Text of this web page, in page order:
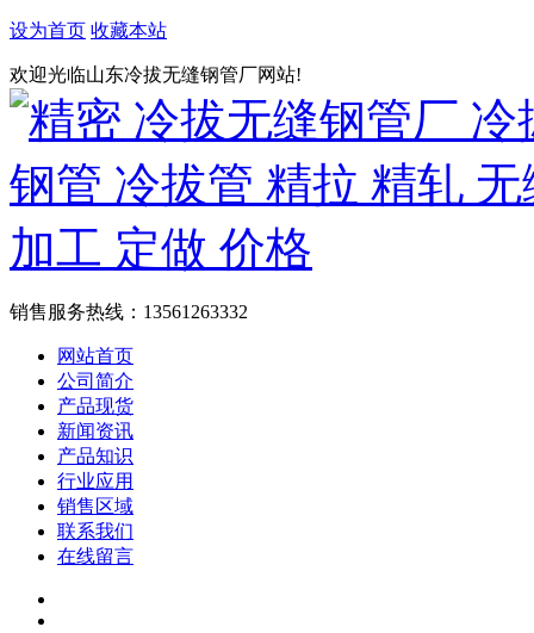
设为首页 收藏本站
欢迎光临山东冷拔无缝钢管厂网站!
销售服务热线： 13561263332
网站首页
公司简介
产品现货
新闻资讯
产品知识
行业应用
销售区域
联系我们
在线留言